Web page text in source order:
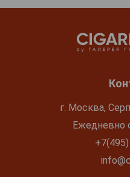
г. Москва,
Ежедневно